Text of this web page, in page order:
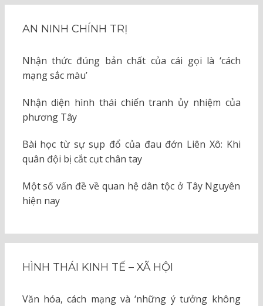
AN NINH CHÍNH TRỊ
Nhận thức đúng bản chất của cái gọi là ‘cách
mạng sắc màu’
Nhận diện hình thái chiến tranh ủy nhiệm của
phương Tây
Bài học từ sự sụp đổ của đau đớn Liên Xô: Khi
quân đội bị cắt cụt chân tay
Một số vấn đề về quan hệ dân tộc ở Tây Nguyên
hiện nay
HÌNH THÁI KINH TẾ – XÃ HỘI
Văn hóa, cách mạng và ‘những ý tưởng không